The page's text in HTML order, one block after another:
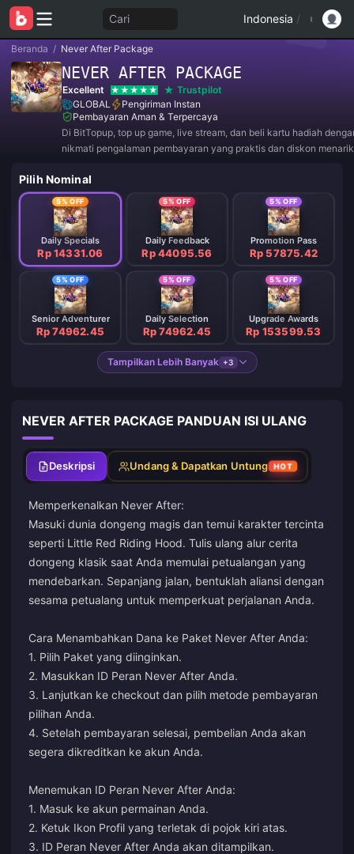
Cari Indonesia /
Beranda / Never After Package
NEVER AFTER PACKAGE
Excellent
Trustpilot
GLOBAL
Pengiriman Instan
Pembayaran Aman & Terpercaya
Di BitTopup, top up game, live stream, dan beli kartu hadiah
nikmati pengalaman pembayaran yang praktis dan diskon
Pilih Nominal
5% OFF
Daily Specials
Rp 14331.06
5% OFF
Daily Feedback
Rp 44095.56
5% OFF
Promotion Pass
Rp 57875.42
5% OFF
Senior Adventurer
Rp 74962.45
5% OFF
Daily Selection
Rp 74962.45
5% OFF
Upgrade Awards
Rp 153599.53
Tampilkan Lebih Banyak +3
NEVER AFTER PACKAGE PANDUAN ISI ULANG
Deskripsi Undang & Dapatkan Untung HOT
Memperkenalkan Never After:
Masuki dunia dongeng magis dan temui karakter tercinta
seperti Little Red Riding Hood. Tulis ulang alur cerita
dongeng klasik saat Anda memulai petualangan yang
mendebarkan. Sepanjang jalan, bentuklah aliansi dengan
sesama petualang untuk memperkuat perjalanan Anda.
Cara Menambahkan Dana ke Paket Never After Anda:
1. Pilih Paket yang diinginkan.
2. Masukkan ID Peran Never After Anda.
3. Lanjutkan ke checkout dan pilih metode pembayaran
pilihan Anda.
4. Setelah pembayaran selesai, pembelian Anda akan
segera dikreditkan ke akun Anda.
Menemukan ID Peran Never After Anda:
1. Masuk ke akun permainan Anda.
2. Ketuk Ikon Profil yang terletak di pojok kiri atas.
3. ID Peran Never After Anda akan ditampilkan.